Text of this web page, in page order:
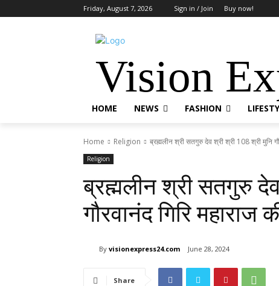
Friday, August 7, 2026 Sign in / Join Buy now!
Vision
HOME NEWS FASHION
Home Religion ब्रह्मलीन श्री सतगुरु देव श्री श्री 108 श्री मुनि
Religion
ब्रह्मलीन श्री सतगुरु
गौरवानंद गिरि महाराज
By visionexpress24.com June 28, 2024
Share